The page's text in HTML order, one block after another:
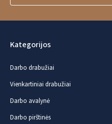
Kategorijos
Darbo drabužiai
Vienkartiniai drabužiai
Darbo avalynė
Darbo pirštinės